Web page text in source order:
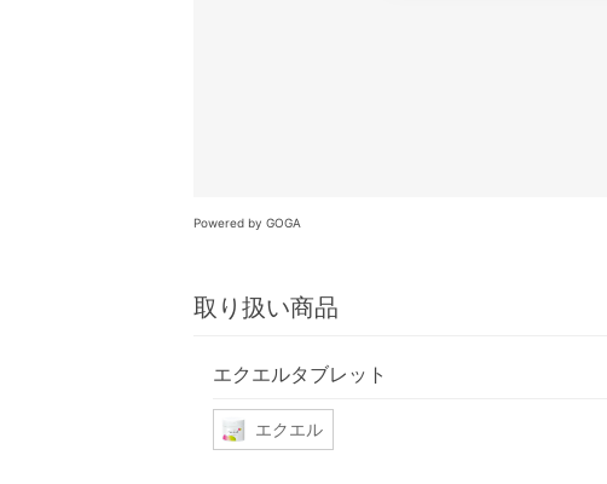
Powered by GOGA
取り扱い商品
エクエルタブレット
エクエル